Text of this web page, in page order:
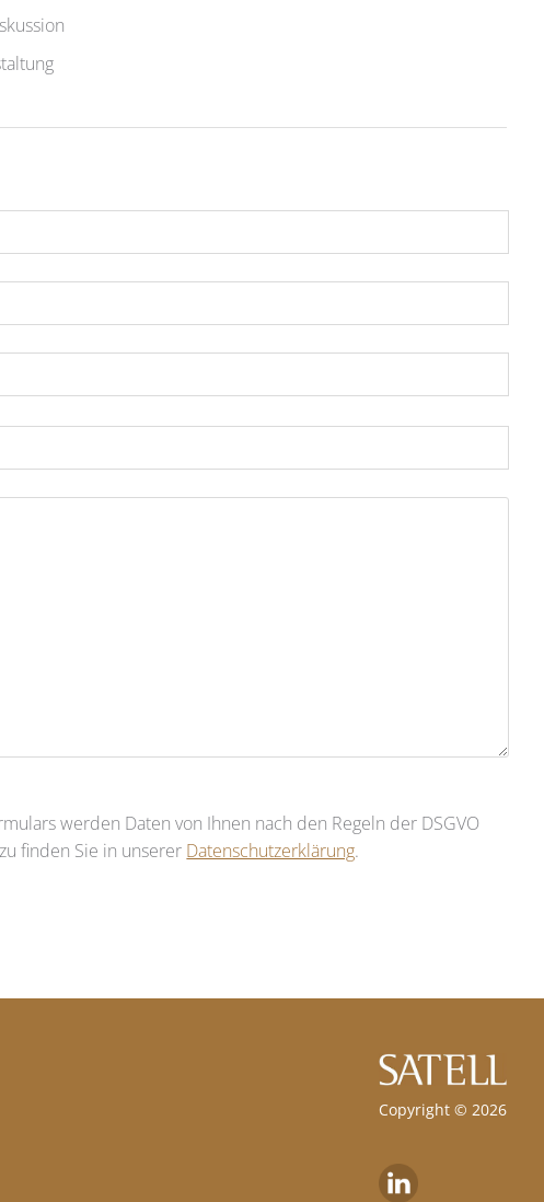
werden Daten von Ihnen nach den Regeln der DSGVO
finden Sie in unserer Datenschutzerklärung.
Copyright © 2026